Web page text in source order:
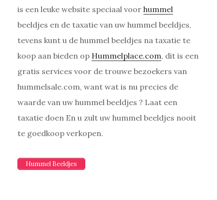
is een leuke website speciaal voor hummel
beeldjes en de taxatie van uw hummel beeldjes,
tevens kunt u de hummel beeldjes na taxatie te
koop aan bieden op Hummelplace.com, dit is een
gratis services voor de trouwe bezoekers van
hummelsale.com, want wat is nu precies de
waarde van uw hummel beeldjes ? Laat een
taxatie doen En u zult uw hummel beeldjes nooit
te goedkoop verkopen.
Hummel Beeldjes